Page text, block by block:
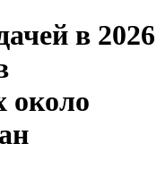
в 2026
около